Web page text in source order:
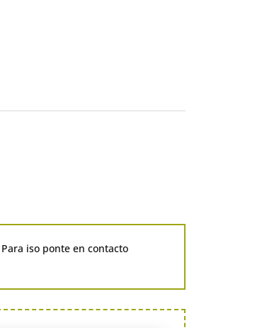
iso ponte en contacto